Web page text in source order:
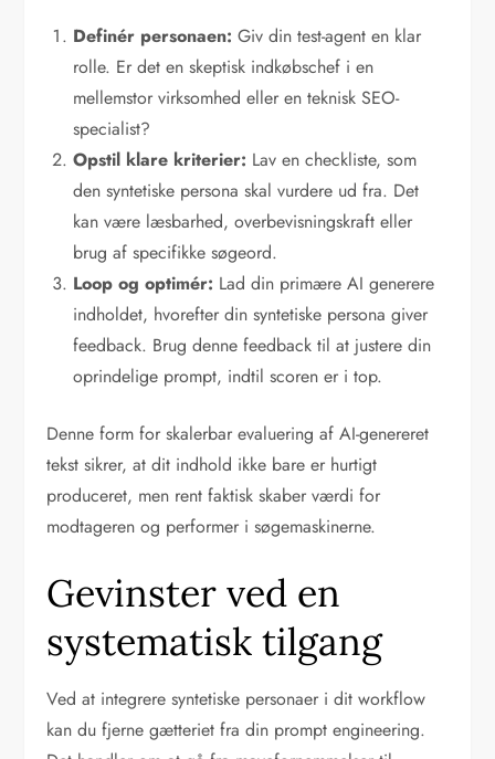
Definér personaen: Giv din test-agent en klar
rolle. Er det en skeptisk indkøbschef i en
mellemstor virksomhed eller en teknisk SEO-
specialist?
Opstil klare kriterier: Lav en checkliste, som
den syntetiske persona skal vurdere ud fra. Det
kan være læsbarhed, overbevisningskraft eller
brug af specifikke søgeord.
Loop og optimér: Lad din primære AI generere
indholdet, hvorefter din syntetiske persona giver
feedback. Brug denne feedback til at justere din
oprindelige prompt, indtil scoren er i top.
Denne form for skalerbar evaluering af AI-genereret
tekst sikrer, at dit indhold ikke bare er hurtigt
produceret, men rent faktisk skaber værdi for
modtageren og performer i søgemaskinerne.
Gevinster ved en
systematisk tilgang
Ved at integrere syntetiske personaer i dit workflow
kan du fjerne gætteriet fra din prompt engineering.